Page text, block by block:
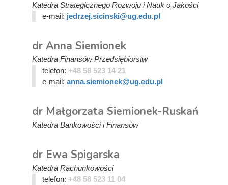
Katedra Strategicznego Rozwoju i Nauk o Jakości
e-mail: jedrzej.sicinski@ug.edu.pl
dr Anna Siemionek
Katedra Finansów Przedsiębiorstw
telefon: +48 58 523 14 21
e-mail: anna.siemionek@ug.edu.pl
dr Małgorzata Siemionek-Ruskań
Katedra Bankowości i Finansów
dr Ewa Spigarska
Katedra Rachunkowości
telefon: +48 58 523 11 04